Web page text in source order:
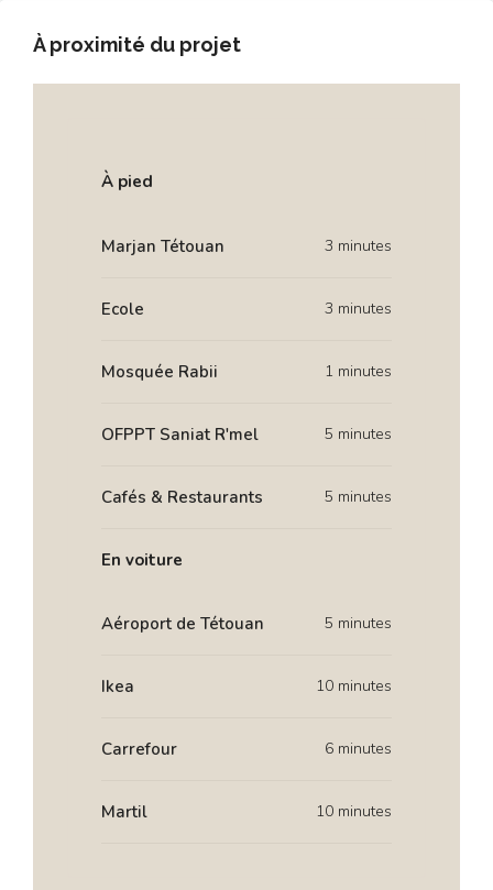
À proximité du projet
À pied
Marjan Tétouan 3 minutes
Ecole 3 minutes
Mosquée Rabii 1 minutes
OFPPT Saniat R'mel 5 minutes
Cafés & Restaurants 5 minutes
En voiture
Aéroport de Tétouan 5 minutes
Ikea 10 minutes
Carrefour 6 minutes
Martil 10 minutes